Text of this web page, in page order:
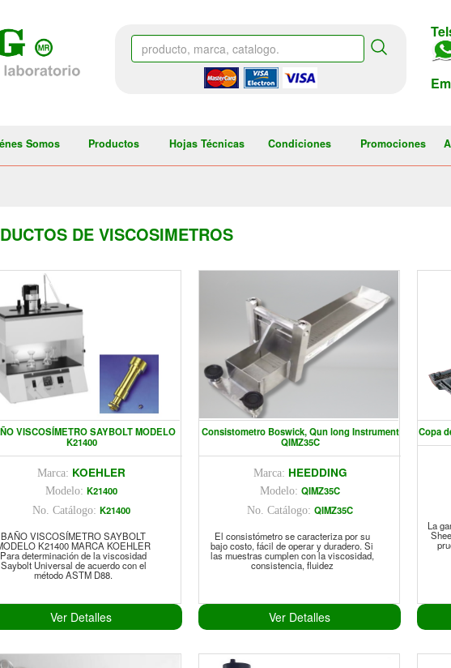
Somos Productos Hojas Técnicas Condiciones Promociones
DE VISCOSIMETROS
VISCOSÍMETRO SAYBOLT MODELO
K21400
Marca: KOEHLER
Modelo:K21400
No. Catálogo:K21400
BAÑO VISCOSÍMETRO SAYBOLT
K21400 MARCA KOEHLER
Para determinación de la viscosidad
Saybolt Universal de acuerdo con el
método ASTM D88.
Ver Detalles
Consistometro Boswick, Qun long Instrument
QIMZ35C
Marca: HEEDDING
Modelo:QIMZ35C
No. Catálogo:QIMZ35C
El consistómetro se caracteriza por su
bajo costo, fácil de operar y duradero. Si
las muestras cumplen con la viscosidad,
consistencia, fluidez
Ver Detalles
Copa
La